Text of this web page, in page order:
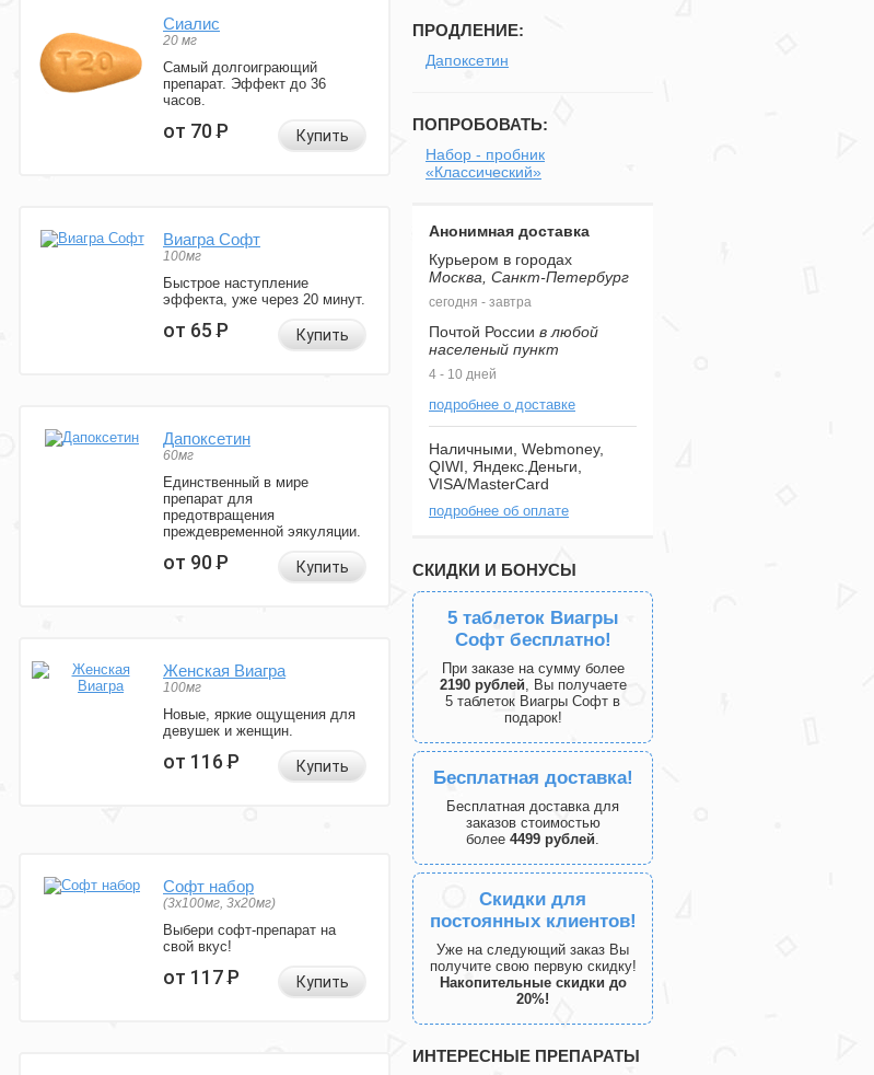
Сиалис
20 мг
Самый долгоиграющий
препарат. Эффект до 36
часов.
от 70Р Купить
Виагра Софт
100мг
Быстрое наступление
эффекта, уже через 20 минут.
от 65Р Купить
Дапоксетин
60мг
Единственный в мире
препарат для
предотвращения
преждевременной эякуляции.
от 90Р Купить
Женская Виагра
100мг
Новые, яркие ощущения для
девушек и женщин.
от 116Р Купить
Софт набор
(3x100мг, 3x20мг)
Выбери софт-препарат на
свой вкус!
от 117Р Купить
ПРОДЛЕНИЕ:
Дапоксетин
ПОПРОБОВАТЬ:
Набор - пробник
«Классический»
Анонимная доставка
Курьером в городах
Москва, Санкт-Петербург
сегодня - завтра
Почтой России в любой
населеный пункт
4 - 10 дней
подробнее о доставке
Наличными, Webmoney,
QIWI, Яндекс.Деньги,
VISA/MasterCard
подробнее об оплате
СКИДКИ И БОНУСЫ
5 таблеток Виагры
Софт бесплатно!
При заказе на сумму более
2190 рублей, Вы получаете
5 таблеток Виагры Софт в
подарок!
Бесплатная доставка!
Бесплатная доставка для
заказов стоимостью
более 4499 рублей.
Скидки для
постоянных клиентов!
Уже на следующий заказ Вы
получите свою первую скидку!
Накопительные скидки до
20%!
ИНТЕРЕСНЫЕ ПРЕПАРАТЫ